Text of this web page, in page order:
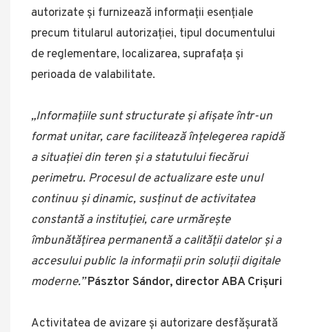
autorizate și furnizează informații esențiale
precum titularul autorizației, tipul documentului
de reglementare, localizarea, suprafața și
perioada de valabilitate.
„Informațiile sunt structurate și afișate într-un
format unitar, care facilitează înțelegerea rapidă
a situației din teren și a statutului fiecărui
perimetru. Procesul de actualizare este unul
continuu și dinamic, susținut de activitatea
constantă a instituției, care urmărește
îmbunătățirea permanentă a calității datelor și a
accesului public la informații prin soluții digitale
moderne.”Pásztor Sándor, director ABA Crișuri
Activitatea de avizare și autorizare desfășurată